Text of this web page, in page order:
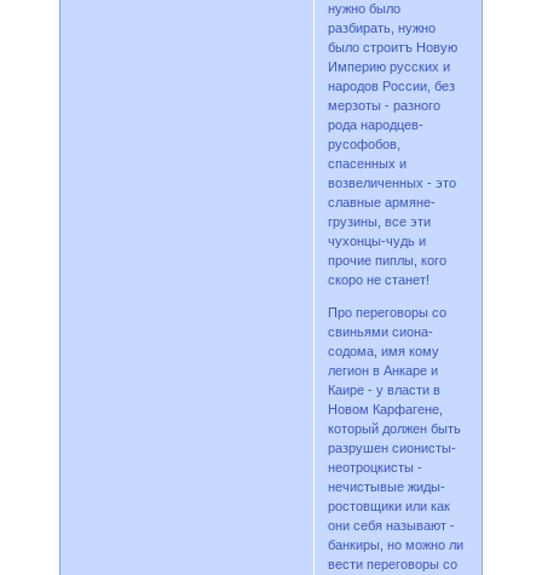
нужно было
разбирать, нужно
было строитъ Новую
Империю русских и
народов России, без
мерзоты - разного
рода народцев-
русофобов,
спасенных и
возвеличенных - это
славные армяне-
грузины, все эти
чухонцы-чудь и
прочие пиплы, кого
скоро не станет!
Про переговоры со
свиньями сиона-
содома, имя кому
легион в Анкаре и
Каире - у власти в
Новом Карфагене,
который должен быть
разрушен сионисты-
неотроцкисты -
нечистывые жиды-
ростовщики или как
они себя называют -
банкиры, но можно ли
вести переговоры со